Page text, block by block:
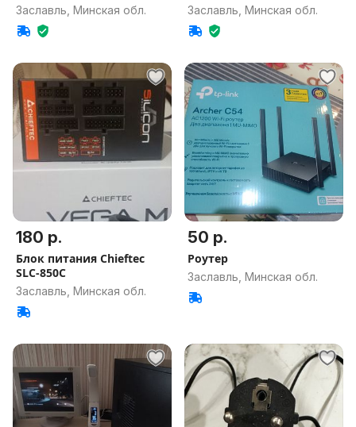
Заславль, Минская обл. Заславль, Минская обл.
180 р.
Блок питания Chieftec
SLC-850C
Заславль, Минская обл.
50 р.
Роутер
Заславль, Минская обл.